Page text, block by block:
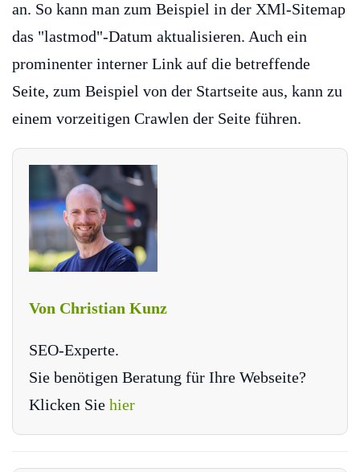
an. So kann man zum Beispiel in der XMl-Sitemap
das "lastmod"-Datum aktualisieren. Auch ein
prominenter interner Link auf die betreffende
Seite, zum Beispiel von der Startseite aus, kann zu
einem vorzeitigen Crawlen der Seite führen.
Von Christian Kunz
SEO-Experte.
Sie benötigen Beratung für Ihre Webseite?
Klicken Sie hier